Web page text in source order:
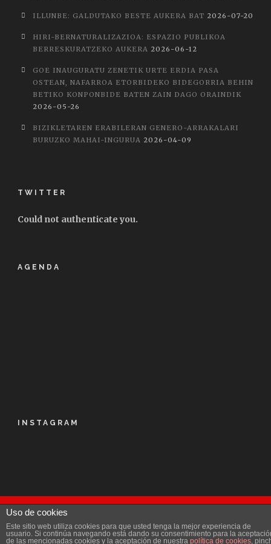
ILLUNBE: GALDUTAKO BESTE AUKERA BAT 2026-07-20
HIRI-BERNATURALIZAZIOA: ESPAZIO PUBLIKOA
BERRESKURATZEKO AUKERA 2026-06-12
GOE INAUGURATU ZENETIK URTE ERDIA PASA
OSTEAN, NAFARROA ETORBIDEKO BIDEGORRIA BEHIN
BETIKO KONPONBIDE BATEN ZAIN DAGO ORAINDIK
2026-05-26
BIZIKLETAREN ERABILERAN GENERO-ARRAKALARI
BURUZKO MAHAI-INGURUA 2026-04-09
TWITTER
Could not authenticate you.
AGENDA
INSTAGRAM
© Kalapie 2016
Aviso Legal|Política de privacidad|Licencia|
Uso de cookies
Este sitio web utiliza cookies para que usted tenga la mejor experiencia de
usuario. Si continúa navegando está dando su consentimiento para la
de las mencionadas cookies y la aceptación de nuestra política de cookies,